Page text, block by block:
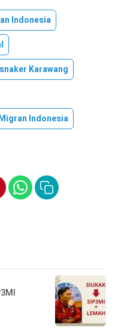
Indonesia
Karawang
Indonesia